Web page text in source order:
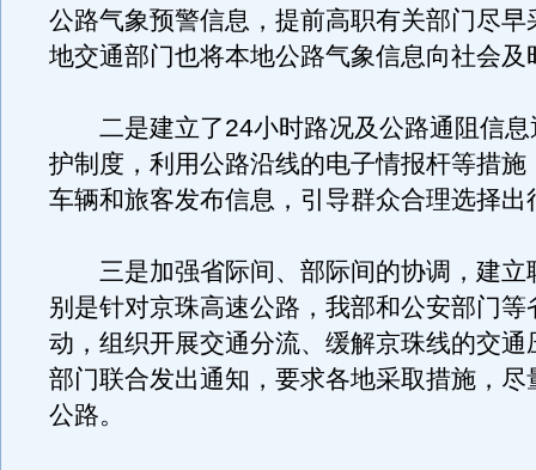
公路气象预警信息，提前高职有关部门尽早
地交通部门也将本地公路气象信息向社会及
二是建立了24小时路况及公路通阻信息
护制度，利用公路沿线的电子情报杆等措施
车辆和旅客发布信息，引导群众合理选择出
三是加强省际间、部际间的协调，建立
别是针对京珠高速公路，我部和公安部门等
动，组织开展交通分流、缓解京珠线的交通
部门联合发出通知，要求各地采取措施，尽
公路。